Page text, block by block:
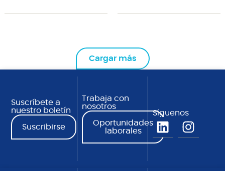
Cargar más
Suscríbete a
nuestro boletín
Suscribirse
Trabaja con
nosotros
Oportunidades
laborales
Síguenos